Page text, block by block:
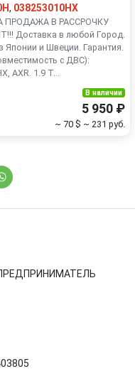
, 038253010HX
В РАССРОЧКУ
Доставка в любой Город.
Японии и Швеции. Гарантия.
с ДВС):
AXR. 1.9 T...
В наличии
5 950 ₽
~ 70 $ ~ 231 руб.